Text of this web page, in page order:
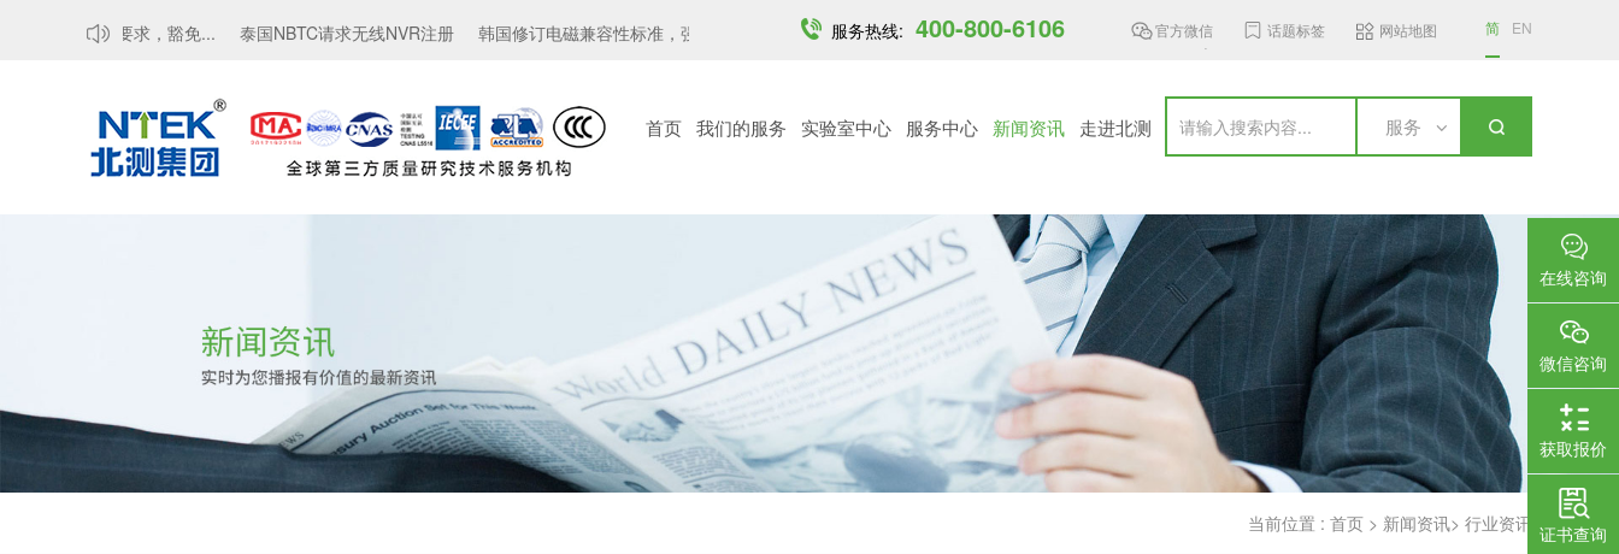
MTCTE认证要求，豁免... 泰国NBTC请求无线NVR注册 韩国修订电磁兼容性标准，强化关... 印度开放6GHz中低功率免许可频段... 越南MST发布6 GHz频段无线接入设... 加拿大更新无线通信设备标准，
服务热线: 400-800-6106 官方微信 话题标签 网站地图 简 EN
服务
首页 我们的服务 实验室中心 服务中心 新闻资讯 走进北测
当前位置 : 首页 > 新闻资讯> 行业资讯
在线咨询
微信咨询
获取报价
证书查询